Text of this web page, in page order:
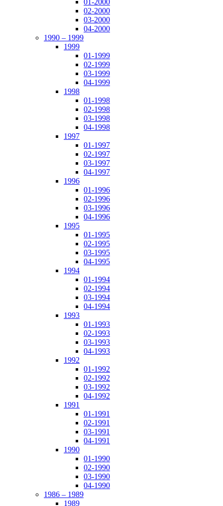
01-2000
02-2000
03-2000
04-2000
1990 – 1999
1999
01-1999
02-1999
03-1999
04-1999
1998
01-1998
02-1998
03-1998
04-1998
1997
01-1997
02-1997
03-1997
04-1997
1996
01-1996
02-1996
03-1996
04-1996
1995
01-1995
02-1995
03-1995
04-1995
1994
01-1994
02-1994
03-1994
04-1994
1993
01-1993
02-1993
03-1993
04-1993
1992
01-1992
02-1992
03-1992
04-1992
1991
01-1991
02-1991
03-1991
04-1991
1990
01-1990
02-1990
03-1990
04-1990
1986 – 1989
1989